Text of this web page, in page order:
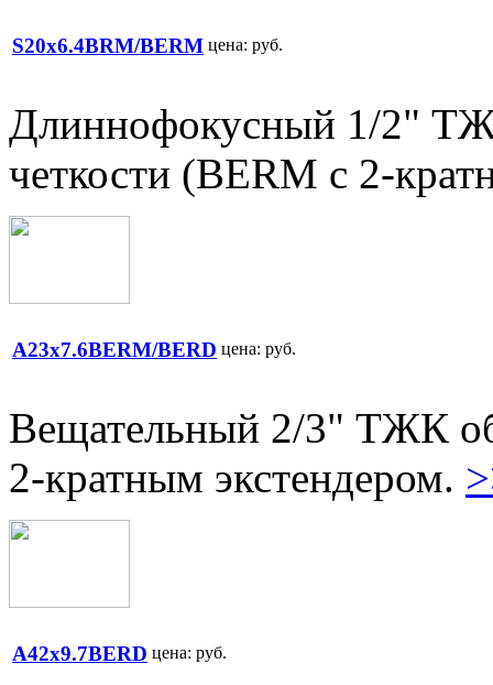
S20x6.4BRM/BERM цена: руб.
Длиннофокусный 1/2"
четкости (BERM с 2-
A23x7.6BERM/BERD цена: руб.
Вещательный 2/3" ТЖК
2-кратным экстендером.
A42x9.7BERD цена: руб.